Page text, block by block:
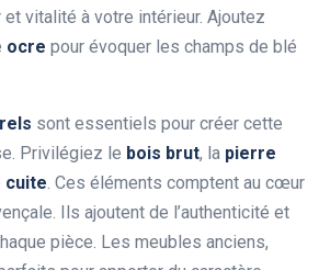
vitalité à votre intérieur. Ajoutez
ocre pour évoquer les champs de blé
sont essentiels pour créer cette
Privilégiez le bois brut, la pierre
. Ces éléments comptent au cœur
Ils ajoutent de l’authenticité et
pièce. Les meubles anciens,